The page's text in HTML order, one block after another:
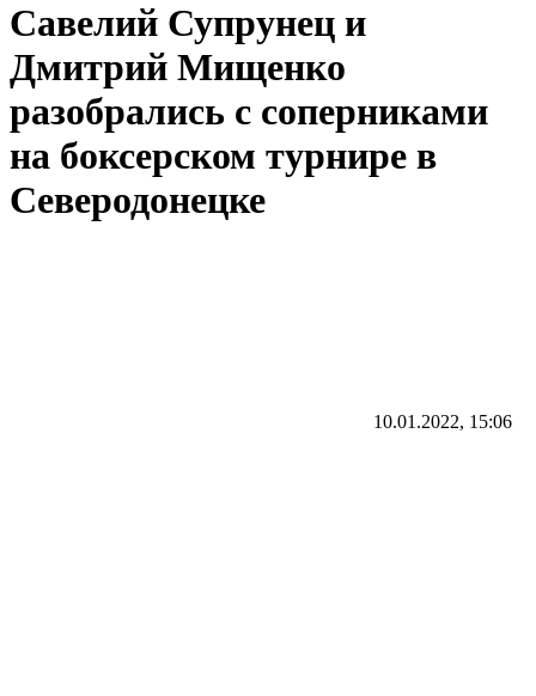
Савелий Супрунец и
Дмитрий Мищенко
разобрались с соперниками
на боксерском турнире в
Северодонецке
10.01.2022, 15:06